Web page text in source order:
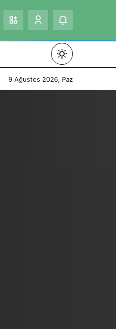
Mod
değiştir
9 Ağustos 2026, Paz